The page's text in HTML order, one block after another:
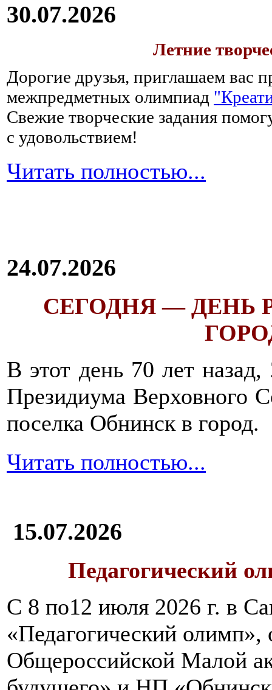
30.07.2026
Летние
Дорогие друзья, приглашаем вас
межпредметных олимпиад
Свежие творческие задания
с удовольствием!
Читать полностью...
24.07.2026
СЕГОДНЯ — ДЕНЬ
В этот день 70 лет
Президиума Верховного
поселка Обнинск в город.
Читать полностью...
15.07.2026
Педагогический
С 8 по12 июля 2026 г. в
«Педагогический олимп»,
Общероссийской Малой